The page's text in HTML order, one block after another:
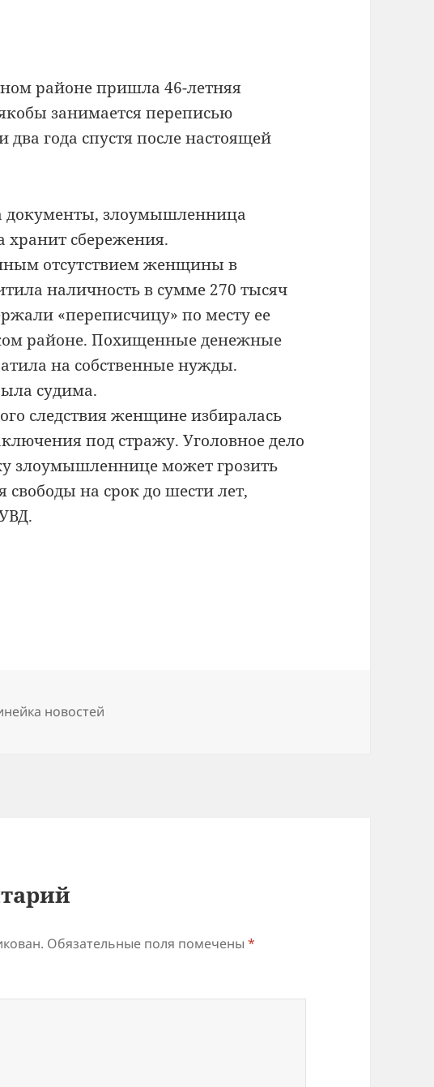
районе пришла 46-летняя
занимается переписью
два года спустя после настоящей
документы, злоумышленница
хранит сбережения.
отсутствием женщины в
наличность в сумме 270 тысяч
«переписчицу» по месту ее
районе. Похищенные денежные
на собственные нужды.
судима.
следствия женщине избиралась
под стражу. Уголовное дело
злоумышленнице может грозить
на срок до шести лет,
новостей
Обязательные поля помечены*